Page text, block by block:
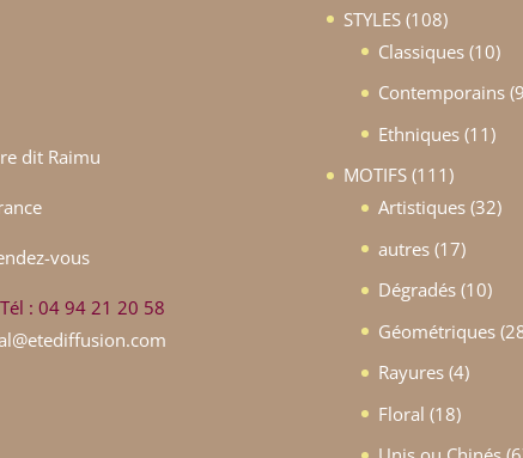
dit Raimu
vous
Tél : 04 94 21 20 58
STYLES 108108
produits
Classiques 1010
Contemporains
Ethniques 1111
MOTIFS 111111
produits
Artistiques 3232
autres 1717
produits
Dégradés 1010
Géométriques
Rayures 44
Floral 1818
produits